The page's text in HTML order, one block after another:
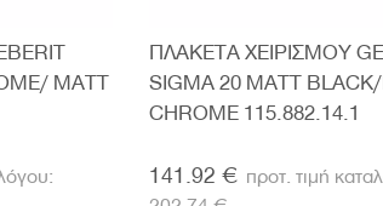
MATT
ΠΛΑΚΕΤΑ ΧΕΙΡΙΣΜΟΥ
SIGMA 20 MATT
CHROME 115.882.14.1
141.92 €